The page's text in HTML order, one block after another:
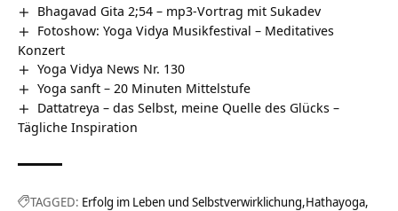
Bhagavad Gita 2;54 – mp3-Vortrag mit Sukadev
Fotoshow: Yoga Vidya Musikfestival – Meditatives
Konzert
Yoga Vidya News Nr. 130
Yoga sanft – 20 Minuten Mittelstufe
Dattatreya – das Selbst, meine Quelle des Glücks –
Tägliche Inspiration
TAGGED: Erfolg im Leben und Selbstverwirklichung Hathayoga